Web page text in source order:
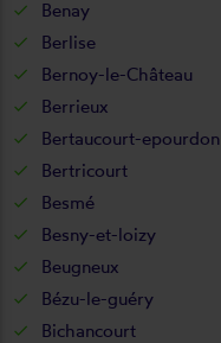
Benay
Berlise
Bernoy-le-Château
Berrieux
Bertaucourt-epourdon
Bertricourt
Besmé
Besny-et-loizy
Beugneux
Bézu-le-guéry
Bichancourt